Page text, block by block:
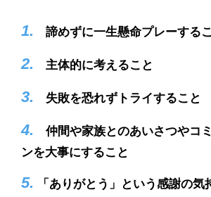
1. 諦めずに一生懸命プレーする
2. 主体的に考えること
3. 失敗を恐れずトライすること
4.
仲間や家族とのあいさつやコ
ンを大事にすること
5.
「ありがとう」という感謝の気